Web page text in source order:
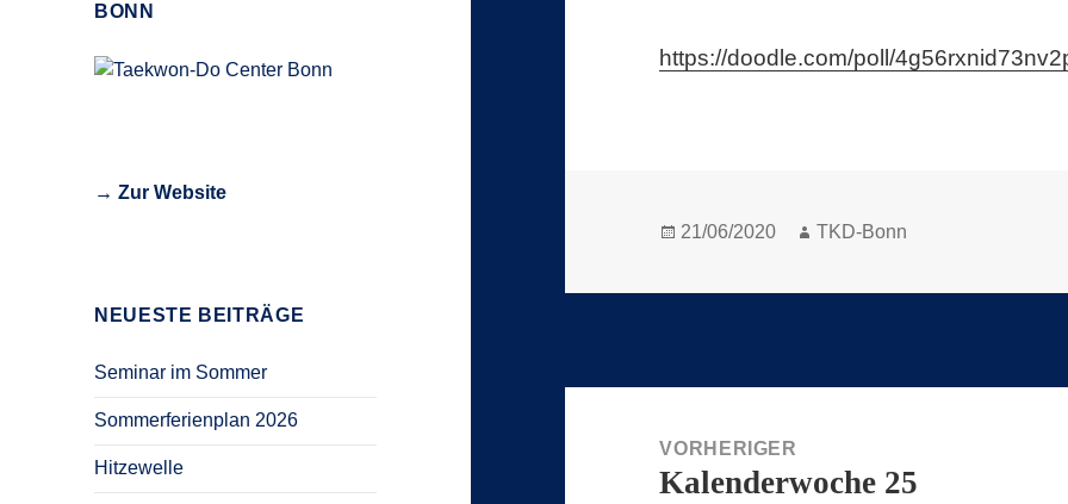
BONN
→ Zur Website
NEUESTE BEITRÄGE
Seminar im Sommer
Sommerferienplan 2026
Hitzewelle
https://doodle.com/poll/
Veröffentlicht
21/06/2020 Autor
TKD-Bonn
VORHERIGER
Vorheriger
Kalenderwoche 25